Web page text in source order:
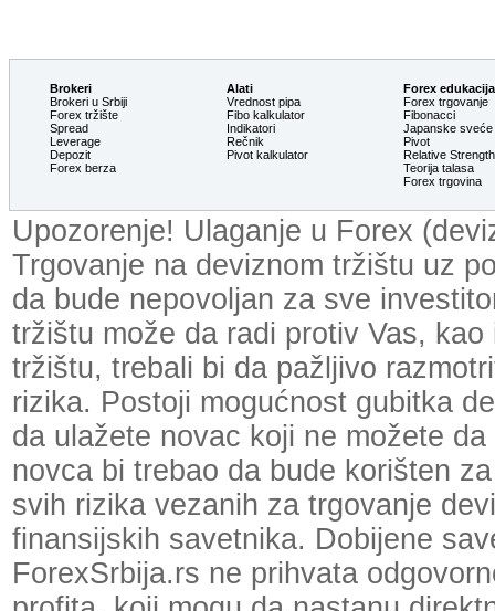
Brokeri
Brokeri u Srbiji
Forex tržište
Spread
Leverage
Depozit
Forex berza
Alati
Vrednost pipa
Fibo kalkulator
Indikatori
Rečnik
Pivot kalkulator
Forex edukacija
Forex trgovanje
Fibonacci
Japanske sveće
Pivot
Relative
Teorija talasa
Forex trgovina
Upozorenje! Ulaganje u Forex
Trgovanje na deviznom tržištu uz
da bude nepovoljan za sve
tržištu može da radi protiv Vas,
tržištu, trebali bi da pažljivo
rizika. Postoji mogućnost gubitka
da ulažete novac koji ne možete
novca bi trebao da bude korišten
svih rizika vezanih za trgovanje
finansijskih savetnika. Dobijene
ForexSrbija.rs ne prihvata